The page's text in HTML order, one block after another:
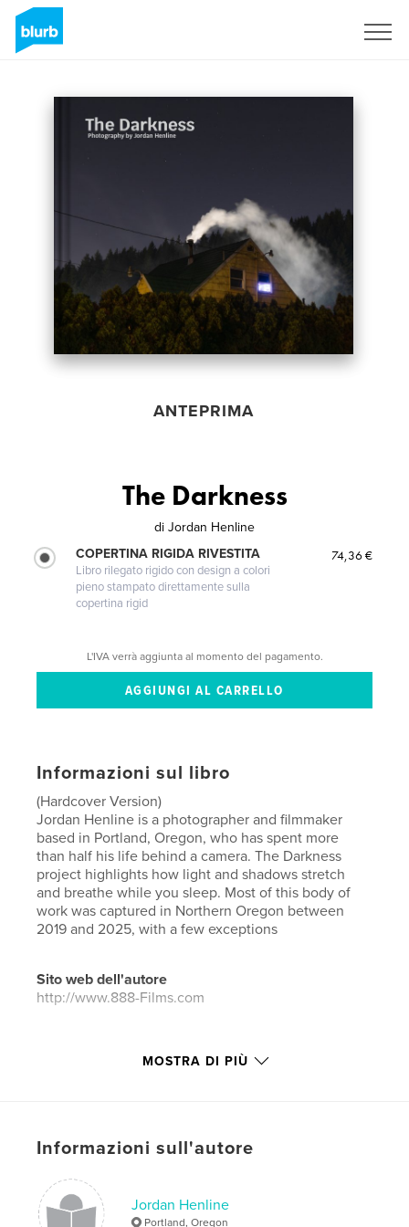
ANTEPRIMA
The Darkness
di Jordan Henline
COPERTINA RIGIDA RIVESTITA
Libro rilegato rigido con design a colori
pieno stampato direttamente sulla
copertina rigid
74,36 €
L'IVA verrà aggiunta al momento del pagamento.
Informazioni sul libro
(Hardcover Version)
Jordan Henline is a photographer and filmmaker
based in Portland, Oregon, who has spent more
than half his life behind a camera. The Darkness
project highlights how light and shadows stretch
and breathe while you sleep. Most of this body of
work was captured in Northern Oregon between
2019 and 2025, with a few exceptions
Sito web dell'autore
http://www.888-Films.com
Funzionalità e dettagli
Formato del progetto:Orizzontale standard, 25×20
N° di pagine:
Data di pubblicazione:gen 05, 2026
MOSTRA DI PIÙ
Informazioni sull'autore
Jordan Henline
Portland, Oregon